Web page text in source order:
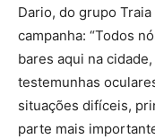
Dario, do grupo
campanha: “Todos
bares aqui na
testemunhas
situações difíceis,
parte mais